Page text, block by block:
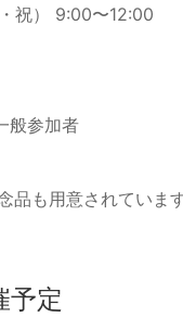
祝） 9:00〜12:00
般参加者
品も用意されています
予定